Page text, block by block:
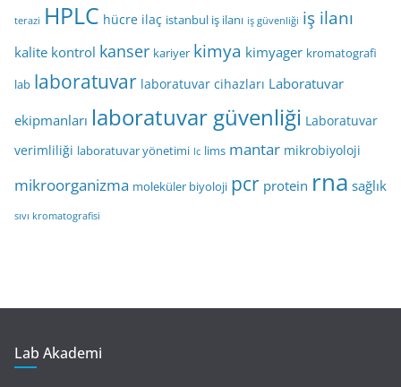
terazi HPLC hücre ilaç istanbul iş ilanı iş güvenliği iş ilanı
kalite kontrol kanser kariyer kimya kimyager kromatografi
lab laboratuvar laboratuvar cihazları Laboratuvar
ekipmanları laboratuvar güvenliği Laboratuvar
verimliliği laboratuvar yönetimi lc lims mantar mikrobiyoloji
mikroorganizma moleküler biyoloji pcr protein rna sağlık
sıvı kromatografisi
Lab Akademi